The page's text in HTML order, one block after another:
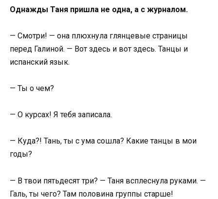
Однажды Таня пришла не одна, а с журналом.
— Смотри! — она плюхнула глянцевые страницы
перед Галиной. — Вот здесь и вот здесь. Танцы и
испанский язык.
— Ты о чем?
— О курсах! Я тебя записала.
— Куда?! Тань, ты с ума сошла? Какие танцы в мои
годы?
— В твои пятьдесят три? — Таня всплеснула руками. —
Галь, ты чего? Там половина группы старше!